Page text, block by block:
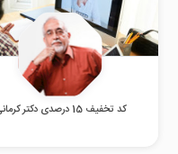
کد تخفیف 15 درصدی دکتر کرمانی